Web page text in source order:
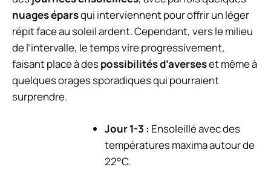
nuages éparsqui interviennent pour offrir un léger
répit face au soleil ardent. Cependant, vers le milieu
de l’intervalle, le temps vire progressivement,
faisant place à despossibilités d’averseset même à
quelques orages sporadiques qui pourraient
surprendre.
Jour 1-3 : Ensoleillé avec des
températures maxima autour de
22°C.